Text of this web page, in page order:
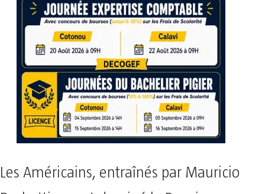
Les Américains, entraînés par Mauricio